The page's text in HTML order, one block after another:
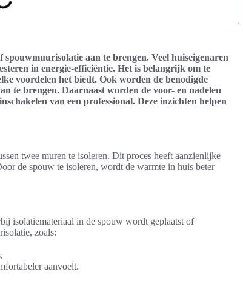
aan te brengen. Veel huiseigenaren
in energie-efficiëntie. Het is belangrijk om te
voordelen het biedt. Ook worden de benodigde
te brengen. Daarnaast worden de voor- en nadelen
van een professional. Deze inzichten helpen
twee muren te isoleren. Dit proces heeft aanzienlijke
de spouw te isoleren, wordt de warmte in huis beter
isolatiemateriaal in de spouw wordt geplaatst of
zoals:
aanvoelt.